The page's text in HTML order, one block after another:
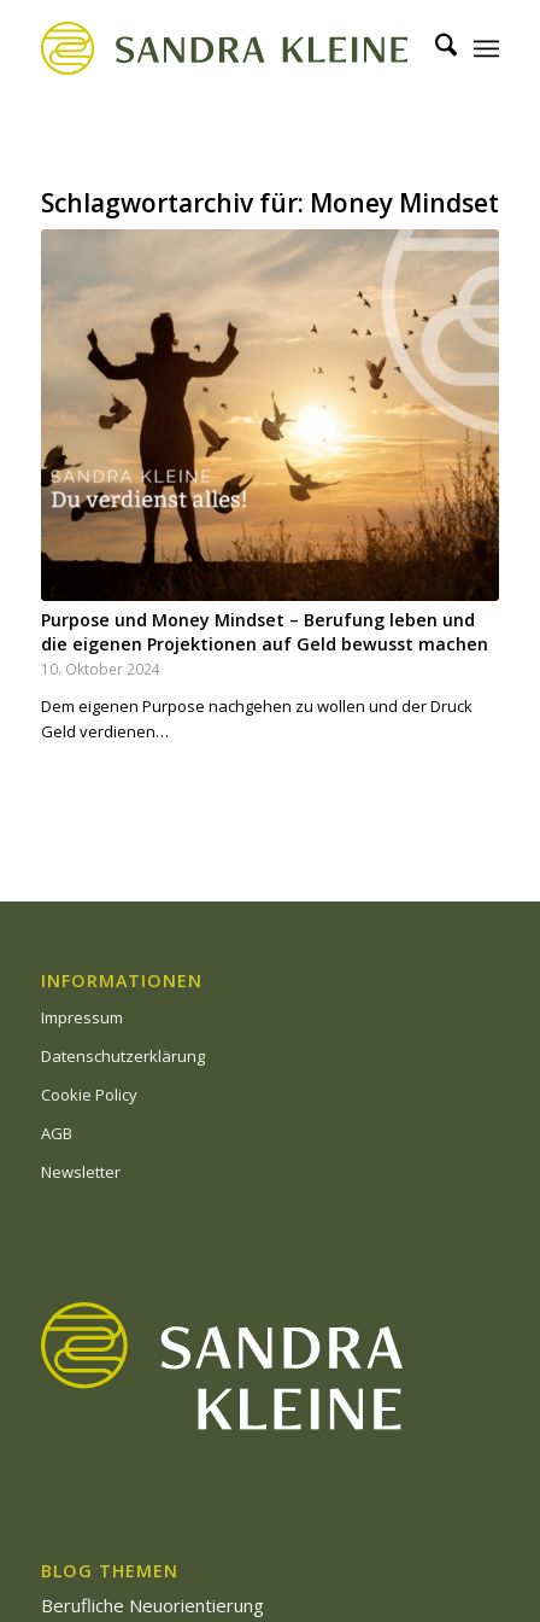
Schlagwortarchiv für: Money Mindset
Purpose und Money Mindset – Berufung leben und
die eigenen Projektionen auf Geld bewusst machen
10. Oktober 2024
Dem eigenen Purpose nachgehen zu wollen und der Druck
Geld verdienen…
INFORMATIONEN
Impressum
Datenschutzerklärung
Cookie Policy
AGB
Newsletter
BLOG THEMEN
Berufliche Neuorientierung